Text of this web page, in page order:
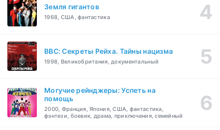
Земля гигантов
1968, США, фантастика
BBC: Секреты Рейха. Тайны нацизма
1998, Великобритания, документальный
Могучие рейнджеры: Успеть на
помощь
2000, Франция, Япония, США, фантастика,
фэнтези, боевик, драма, приключения, семейный